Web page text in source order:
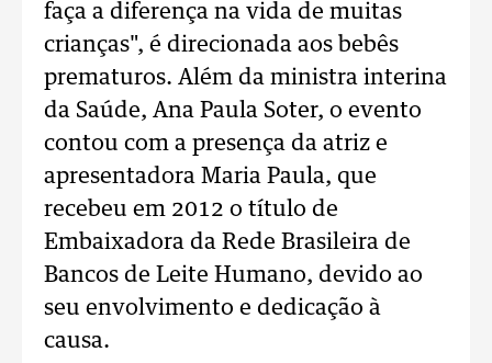
faça a diferença na vida de muitas
crianças", é direcionada aos bebês
prematuros. Além da ministra interina
da Saúde, Ana Paula Soter, o evento
contou com a presença da atriz e
apresentadora Maria Paula, que
recebeu em 2012 o título de
Embaixadora da Rede Brasileira de
Bancos de Leite Humano, devido ao
seu envolvimento e dedicação à
causa.